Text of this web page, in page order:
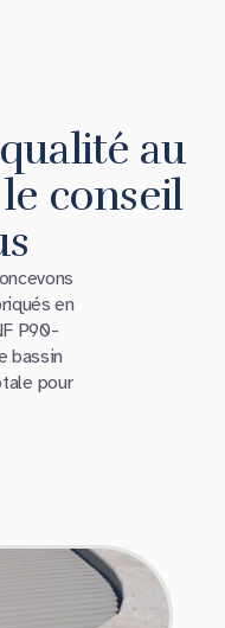
au
conseil
en
P90-
bassin
pour